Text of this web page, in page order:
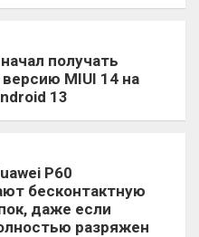
получать
MIUI 14 на
13
P60
бесконтактную
даже если
разряжен